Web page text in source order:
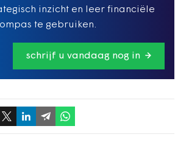
inzicht en leer financiële
te gebruiken.
schrijf u vandaag nog in